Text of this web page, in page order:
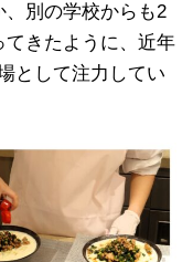
別の学校からも2
てきたように、近年
として注力してい